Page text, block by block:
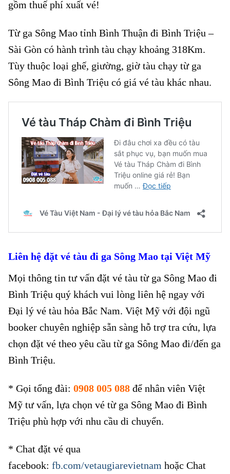
gồm thuế phí xuất vé!
Từ ga Sông Mao tỉnh Bình Thuận đi Bình Triệu –
Sài Gòn có hành trình tàu chạy khoảng 318Km.
Tùy thuộc loại ghế, giường, giờ tàu chạy từ ga
Sông Mao đi Bình Triệu có giá vé tàu khác nhau.
Liên hệ đặt vé tàu đi ga Sông Mao tại Việt Mỹ
Mọi thông tin tư vấn đặt vé tàu từ ga Sông Mao đi
Bình Triệu quý khách vui lòng liên hệ ngay với
Đại lý vé tàu hỏa Bắc Nam. Việt Mỹ với đội ngũ
booker chuyên nghiệp sẵn sàng hỗ trợ tra cứu, lựa
chọn đặt vé theo yêu cầu từ ga Sông Mao đi/đến ga
Bình Triệu.
* Gọi tổng đài: 0908 005 088 để nhân viên Việt
Mỹ tư vấn, lựa chọn vé từ ga Sông Mao đi Bình
Triệu phù hợp với nhu cầu di chuyển.
* Chat đặt vé qua
facebook: fb.com/vetaugiarevietnam hoặc Chat